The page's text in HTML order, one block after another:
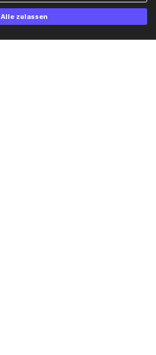
Alle zulassen